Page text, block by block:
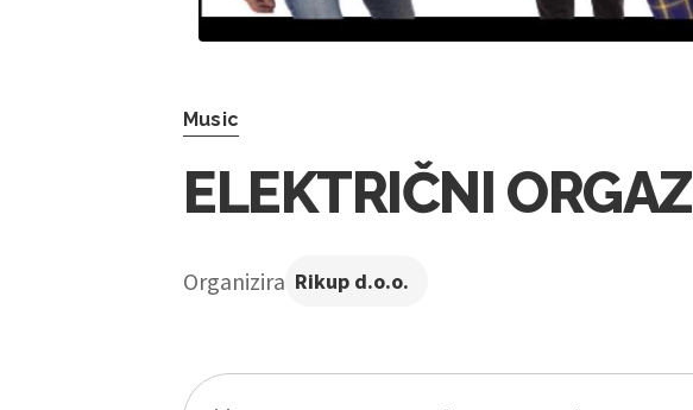
Music
ELEKTRIČNI
Organizira Rikup d.o.o.